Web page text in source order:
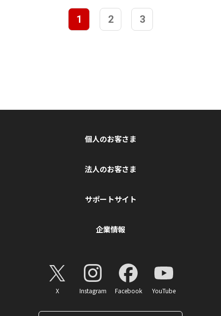
1 2 3
個人のお客さま
法人のお客さま
サポートサイト
企業情報
X Instagram Facebook YouTube